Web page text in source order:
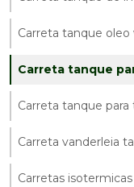
Carreta tanque oleo
Carreta tanque
Carreta tanque
Carreta vanderleia
Carretas isotermicas